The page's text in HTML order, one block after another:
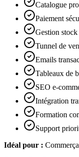
Catalogue
Paiement
Gestion
Tunnel de
Emails
Tableaux de
SEO e-
Intégration
Formation
Support
Idéal pour :